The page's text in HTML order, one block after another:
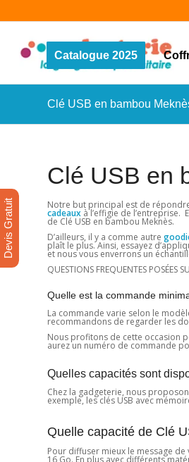
Catalogue 2025
Clé USB en bambou
Clé USB en
Notre but principal est de
cadeaux à l’effigie de
de Clé USB en bambou Meknès.
D’ailleurs, il y a comme autre
plaît le plus. Ainsi, essayez
et nous vous enverrons un
QUESTIONS FREQUENTES POSÉES
Quelle est la commande
La commande varie selon le
recommandons de regarder les
Nous profitons de cette occasion
aurez un numéro de commande
Quelles capacités sont
Chez la gadgeterie, nous
exemple, les clés USB avec
Quelle capacité de Clé
Pour diffuser mieux le message
Devis Gratuit